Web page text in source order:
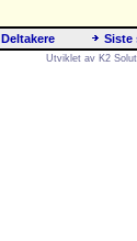
Deltakere Siste
Utviklet av K2